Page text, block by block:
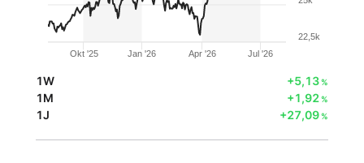
Okt '25 Jan '26 Apr '26 Jul '26
22,5k
1W +5,13%
1M +1,92%
1J +27,09%